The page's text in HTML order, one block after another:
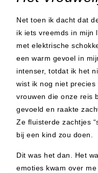
Net toen ik dacht dat
ik iets vreemds in mijn
met elektrische
een warm gevoel in
intenser, totdat ik het
wist ik nog niet
vrouwen die onze reis
gevoeld en raakte
Ze fluisterde zachtjes
bij een kind zou doen.
Dit was het dan. Het
emoties kwam over